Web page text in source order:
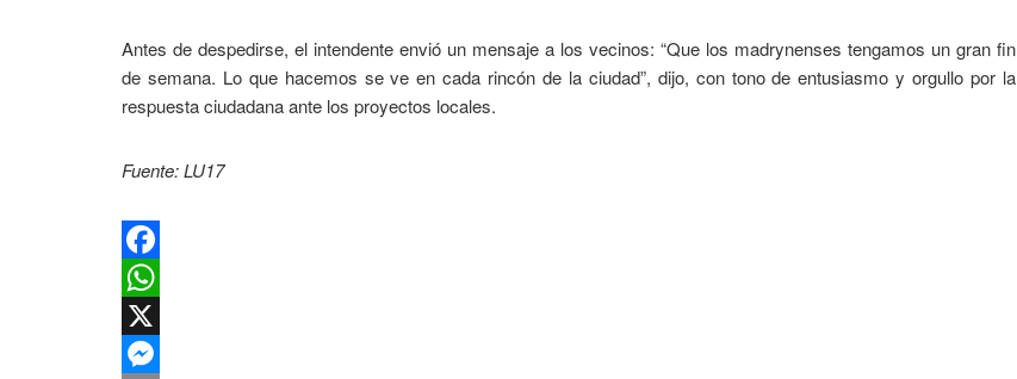
Antes de despedirse, el intendente envió un mensaje a los vecinos: “Que los madrynenses tengamos un gran fin
de semana. Lo que hacemos se ve en cada rincón de la ciudad”, dijo, con tono de entusiasmo y orgullo por la
respuesta ciudadana ante los proyectos locales.
Fuente: LU17
Facebook
WhatsApp
X